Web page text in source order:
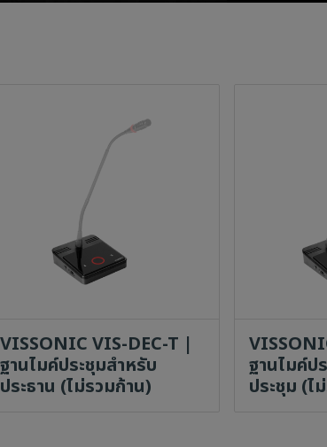
VISSONIC VIS-DEC-T |
ฐานไมค์ประชุมสำหรับ
ประธาน (ไม่รวมก้าน)
ฐานไมค์ป
ประชุม (ไ